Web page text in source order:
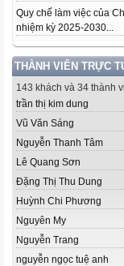
Quy chế làm việc của
nhiệm kỳ 2025-2030...
THÀNH VIÊN TRỰC
143 khách và 34 thành
trần thị kim dung
Vũ Văn Sáng
Nguyễn Thanh Tâm
Lê Quang Sơn
Đặng Thị Thu Dung
Huỳnh Chi Phương
Nguyên My
Nguyễn Trang
nguyễn ngọc tuệ anh